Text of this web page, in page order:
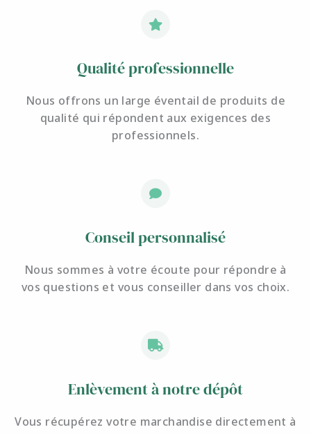
Qualité professionnelle
Nous offrons un large éventail de produits de
qualité qui répondent aux exigences des
professionnels.
Conseil personnalisé
Nous sommes à votre écoute pour répondre à
vos questions et vous conseiller dans vos choix.
Enlèvement à notre dépôt
Vous récupérez votre marchandise directement à